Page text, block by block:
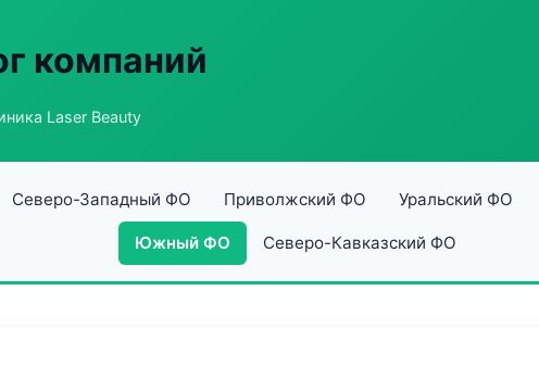
компаний
Laser Beauty
Северо-Западный ФО Приволжский ФО Уральский ФО
Южный ФО Северо-Кавказский ФО